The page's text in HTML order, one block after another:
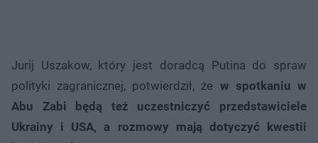
Jurij Uszakow, który jest doradcą Putina do spraw
polityki zagranicznej, potwierdził, że w spotkaniu w
Abu Zabi będą też uczestniczyć przedstawiciele
Ukrainy i USA, a rozmowy mają dotyczyć kwestii